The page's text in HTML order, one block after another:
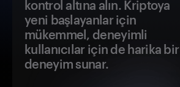
kontrol altına alın. Kriptoya
yeni başlayanlar için
mükemmel, deneyimli
kullanıcılar için de harika bir
deneyim sunar.